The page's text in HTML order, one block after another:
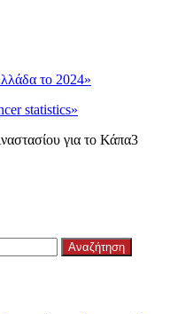
το 2024»
statistics»
για το Κάπα3